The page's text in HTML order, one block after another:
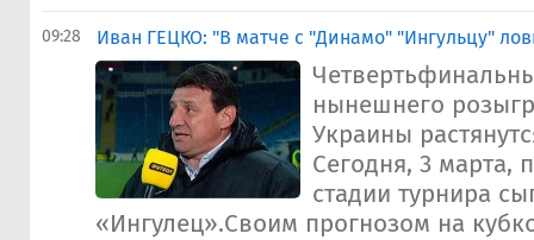
09:28 Иван ГЕЦКО: "В матче с "Динамо" "Ингульцу"
нынешнего
Украины
Сегодня, 3 марта,
стадии турнира
«Ингулец».Своим прогнозом на